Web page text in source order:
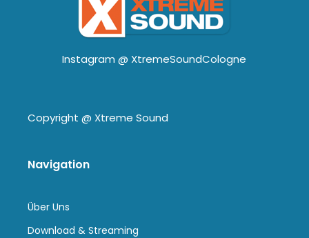
Instagram @ XtremeSoundCologne
Copyright @ Xtreme Sound
Navigation
Über Uns
Download & Streaming